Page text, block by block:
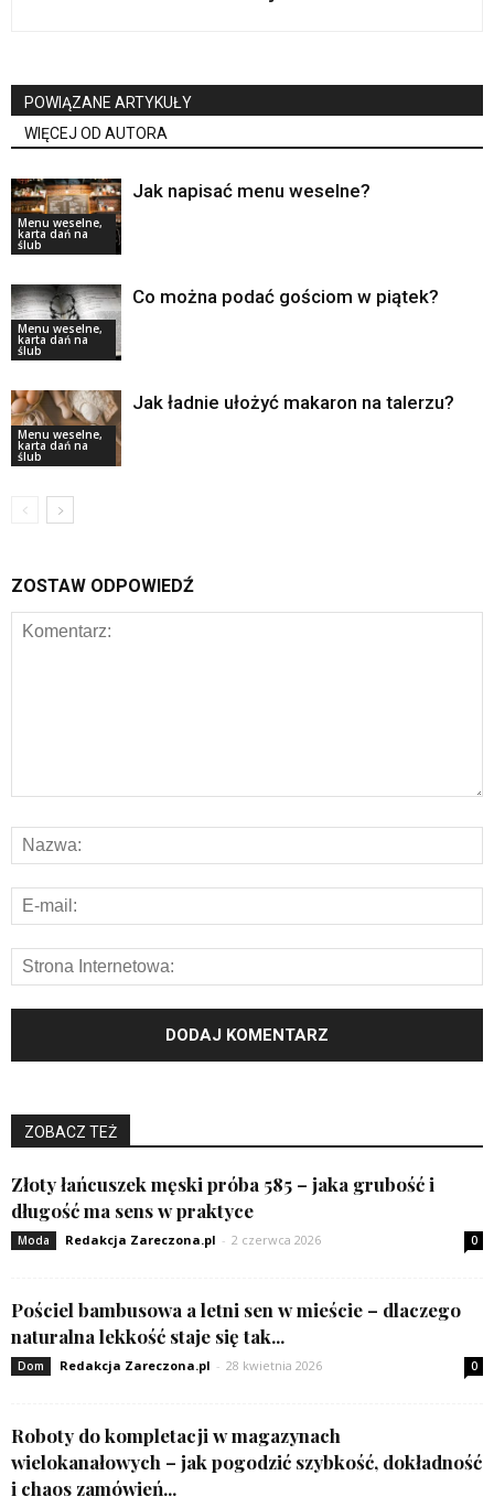
POWIĄZANE ARTYKUŁY
WIĘCEJ OD AUTORA
Menu weselne,
karta dań na
ślub
Jak napisać menu weselne?
Menu weselne,
karta dań na
ślub
Co można podać gościom w piątek?
Menu weselne,
karta dań na
ślub
Jak ładnie ułożyć makaron na talerzu?
ZOSTAW ODPOWIEDŹ
ZOBACZ TEŻ
Złoty łańcuszek męski próba 585 – jaka grubość i
długość ma sens w praktyce
Moda Redakcja Zareczona.pl - 2 czerwca 2026 0
Pościel bambusowa a letni sen w mieście – dlaczego
naturalna lekkość staje się tak...
Dom Redakcja Zareczona.pl - 28 kwietnia 2026 0
Roboty do kompletacji w magazynach
wielokanałowych – jak pogodzić szybkość, dokładność
i chaos zamówień...